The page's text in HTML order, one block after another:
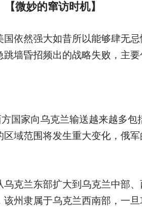
【微妙的窜访时机】
依然强大如昔所以能够肆无
墙昏招频出的战略失败，主要
国家向乌克兰输送越来越多包
域范围将发生重大变化，俄
克兰东部扩大到乌克兰中部
州隶属于乌克兰西南部，一